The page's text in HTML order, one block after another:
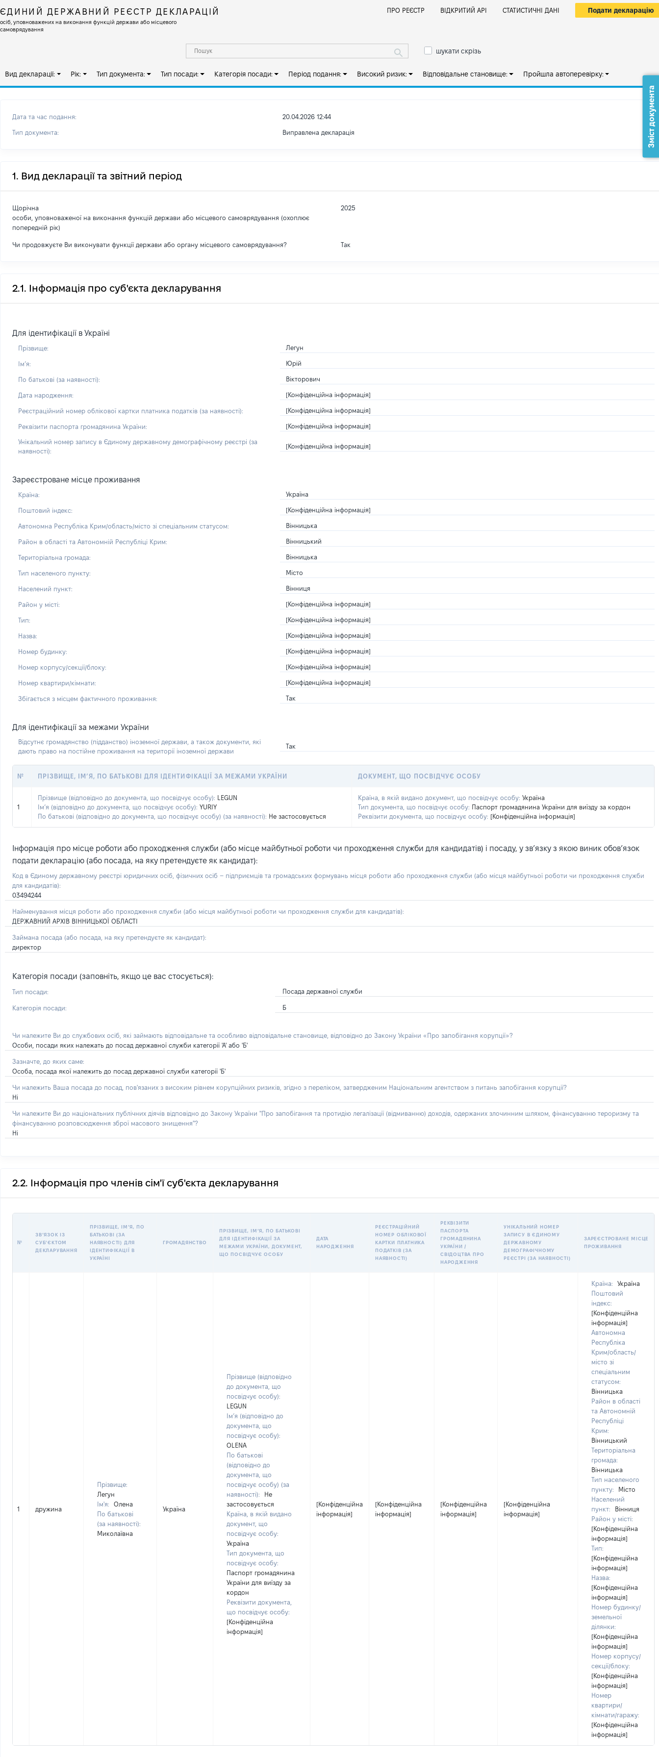
ЄДИНИЙ ДЕРЖАВНИЙ РЕЄСТР ДЕКЛАРАЦІЙ
осіб, уповноважених на виконання функцій держави або місцевого
самоврядування
ПРО РЕЄСТР ВІДКРИТИЙ АРІ СТАТИСТИЧНІ ДАНІ Подати декларацію
шукати скрізь
Вид декларації: Рік: Тип документа: Тип посади: Категорія посади: Період подання: Високий ризик: Відповідальне становище: Пройшла автоперевірку:
Дата та час подання: 20.04.2026 12:44
Тип документа: Виправлена декларація
1. Вид декларації та звітний період
Щорічна
особи, уповноваженої на виконання функцій держави або місцевого самоврядування (охоплює
попередній рік)
2025
Чи продовжуєте Ви виконувати функції держави або органу місцевого самоврядування? Так
2.1. Інформація про суб'єкта декларування
Для ідентифікації в Україні
Прізвище: Легун
Імʼя: Юрій
По батькові (за наявності): Вікторович
Дата народження: [Конфіденційна інформація]
Реєстраційний номер облікової картки платника податків (за наявності): [Конфіденційна інформація]
Реквізити паспорта громадянина України: [Конфіденційна інформація]
Унікальний номер запису в Єдиному державному демографічному реєстрі (за
наявності):
[Конфіденційна інформація]
Зареєстроване місце проживання
Країна: Україна
Поштовий індекс: [Конфіденційна інформація]
Автономна Республіка Крим/область/місто зі спеціальним статусом: Вінницька
Район в області та Автономній Республіці Крим: Вінницький
Територіальна громада: Вінницька
Тип населеного пункту: Місто
Населений пункт: Вінниця
Район у місті: [Конфіденційна інформація]
Тип: [Конфіденційна інформація]
Назва: [Конфіденційна інформація]
Номер будинку: [Конфіденційна інформація]
Номер корпусу/секції/блоку: [Конфіденційна інформація]
Номер квартири/кімнати: [Конфіденційна інформація]
Збігається з місцем фактичного проживання: Так
Для ідентифікації за межами України
Відсутнє громадянство (підданство) іноземної держави, а також документи, які
дають право на постійне проживання на території іноземної держави
Так
№ ПРІЗВИЩЕ, ІМ’Я, ПО БАТЬКОВІ ДЛЯ ІДЕНТИФІКАЦІЇ ЗА МЕЖАМИ УКРАЇНИ ДОКУМЕНТ, ЩО ПОСВІДЧУЄ ОСОБУ
1
Прізвище (відповідно до документа, що посвідчує особу):
LEGUN
Ім’я (відповідно до документа, що посвідчує особу): YURIY
По батькові (відповідно до документа, що посвідчує особу) (за наявності): Не застосовується
Країна, в якій видано документ, що посвідчує особу: Україна
Тип документа, що посвідчує особу: Паспорт громадянина України для виїзду за кордон
Реквізити документа, що посвідчує особу: [Конфіденційна інформація]
Інформація про місце роботи або проходження служби (або місце майбутньої роботи чи проходження служби для кандидатів) і посаду, у зв’язку з якою виник обов’язок
подати декларацію (або посада, на яку претендуєте як кандидат):
Код в Єдиному державному реєстрі юридичних осіб, фізичних осіб – підприємців та громадських формувань місця роботи або проходження служби (або місця майбутньої роботи чи проходження служби
для кандидатів):
03494244
Найменування місця роботи або проходження служби (або місця майбутньої роботи чи проходження служби для кандидатів):
ДЕРЖАВНИЙ АРХІВ ВІННИЦЬКОЇ ОБЛАСТІ
Займана посада (або посада, на яку претендуєте як кандидат):
директор
Категорія посади (заповніть, якщо це вас стосується):
Тип посади: Посада державної служби
Категорія посади: Б
Чи належите Ви до службових осіб, які займають відповідальне та особливо відповідальне становище, відповідно до Закону України «Про запобігання корупції»?
Особи, посади яких належать до посад державної служби категорії 'А' або 'Б'
Зазначте, до яких саме:
Особа, посада якої належить до посад державної служби категорії 'Б'
Чи належить Ваша посада до посад, пов'язаних з високим рівнем корупційних ризиків, згідно з переліком, затвердженим Національним агентством з питань запобігання корупції?
Ні
Чи належите Ви до національних публічних діячів відповідно до Закону України "Про запобігання та протидію легалізації (відмиванню) доходів, одержаних злочинним шляхом, фінансуванню тероризму та
фінансуванню розповсюдження зброї масового знищення"?
Ні
2.2. Інформація про членів сім'ї суб'єкта декларування
№
ЗВʼЯЗОК ІЗ
СУБʼЄКТОМ
ДЕКЛАРУВАННЯ
ПРІЗВИЩЕ, ІМʼЯ, ПО
БАТЬКОВІ (ЗА
НАЯВНОСТІ) ДЛЯ
ІДЕНТИФІКАЦІЇ В
УКРАЇНІ
ГРОМАДЯНСТВО
ПРІЗВИЩЕ, ІМʼЯ, ПО БАТЬКОВІ
ДЛЯ ІДЕНТИФІКАЦІЇ ЗА
МЕЖАМИ УКРАЇНИ, ДОКУМЕНТ,
ЩО ПОСВІДЧУЄ ОСОБУ
ДАТА
НАРОДЖЕННЯ
РЕЄСТРАЦІЙНИЙ
НОМЕР ОБЛІКОВОЇ
КАРТКИ ПЛАТНИКА
ПОДАТКІВ (ЗА
НАЯВНОСТІ)
РЕКВІЗИТИ
ПАСПОРТА
ГРОМАДЯНИНА
УКРАЇНИ /
СВІДОЦТВА ПРО
НАРОДЖЕННЯ
УНІКАЛЬНИЙ НОМЕР
ЗАПИСУ В ЄДИНОМУ
ДЕРЖАВНОМУ
ДЕМОГРАФІЧНОМУ
РЕЄСТРІ (ЗА НАЯВНОСТІ)
ЗАРЕЄСТРОВАНЕ МІСЦЕ
ПРОЖИВАННЯ
1 дружина
Прізвище:
Легун
Ім'я:
Олена
По батькові
(за наявності):
Миколаївна
Україна
Прізвище (відповідно
до документа, що
посвідчує особу):
LEGUN
Ім’я (відповідно до
документа, що
посвідчує особу):
OLENA
По батькові
(відповідно до
документа, що
посвідчує особу) (за
наявності):
Не
застосовується
Країна, в якій видано
документ, що
посвідчує особу:
Україна
Тип документа, що
посвідчує особу:
Паспорт громадянина
України для виїзду за
кордон
Реквізити документа,
що посвідчує особу:
[Конфіденційна
інформація]
[Конфіденційна
інформація]
[Конфіденційна
інформація]
[Конфіденційна
інформація]
[Конфіденційна
інформація]
Країна:
Україна
Поштовий
індекс:
[Конфіденційна
інформація]
Автономна
Республіка
Крим/область/
місто зі
спеціальним
статусом:
Вінницька
Район в області
та Автономній
Республіці
Крим:
Вінницький
Територіальна
громада:
Вінницька
Тип населеного
пункту:
Місто
Населений
пункт:
Вінниця
Район у місті:
[Конфіденційна
інформація]
Тип:
[Конфіденційна
інформація]
Назва:
[Конфіденційна
інформація]
Номер будинку/
земельної
ділянки:
[Конфіденційна
інформація]
Номер корпусу/
секції/блоку:
[Конфіденційна
інформація]
Номер
квартири/
кімнати/гаражу:
[Конфіденційна
інформація]
Зміст документа